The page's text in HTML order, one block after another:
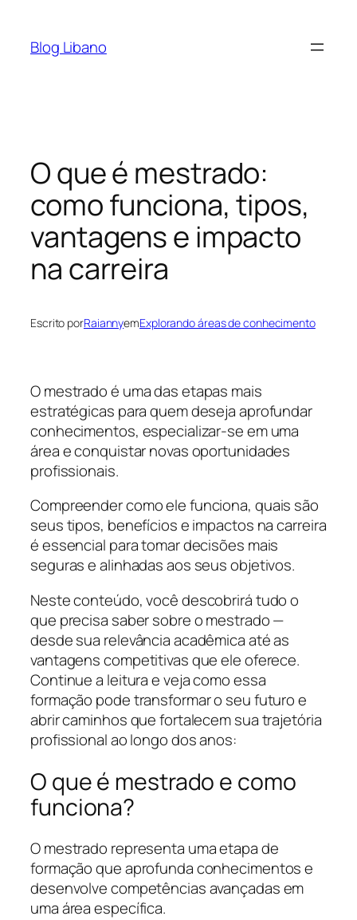
Blog Libano
O que é mestrado:
como funciona, tipos,
vantagens e impacto
na carreira
Escrito porRaiannyemExplorando áreas de conhecimento
O mestrado é uma das etapas mais
estratégicas para quem deseja aprofundar
conhecimentos, especializar-se em uma
área e conquistar novas oportunidades
profissionais.
Compreender como ele funciona, quais são
seus tipos, benefícios e impactos na carreira
é essencial para tomar decisões mais
seguras e alinhadas aos seus objetivos.
Neste conteúdo, você descobrirá tudo o
que precisa saber sobre o mestrado —
desde sua relevância acadêmica até as
vantagens competitivas que ele oferece.
Continue a leitura e veja como essa
formação pode transformar o seu futuro e
abrir caminhos que fortalecem sua trajetória
profissional ao longo dos anos:
O que é mestrado e como
funciona?
O mestrado representa uma etapa de
formação que aprofunda conhecimentos e
desenvolve competências avançadas em
uma área específica.